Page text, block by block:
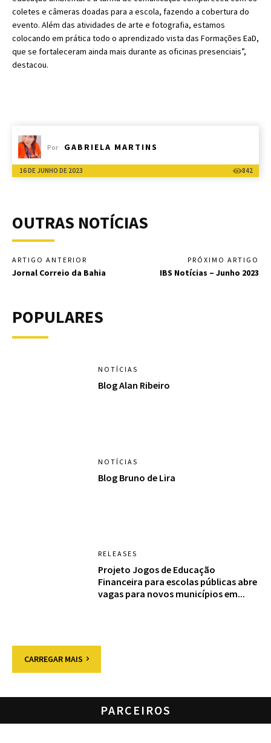
coletes e câmeras doadas para a escola, fazendo a cobertura do
evento. Além das atividades de arte e fotografia, estamos
colocando em prática todo o aprendizado vista das Formações EaD,
que se fortaleceram ainda mais durante as oficinas presenciais”,
destacou.
Por GABRIELA MARTINS
16 DE JUNHO DE 2023 842
OUTRAS NOTÍCIAS
ARTIGO ANTERIOR
Jornal Correio da Bahia
PRÓXIMO ARTIGO
IBS Notícias – Junho 2023
POPULARES
NOTÍCIAS
Blog Alan Ribeiro
NOTÍCIAS
Blog Bruno de Lira
RELEASES
Projeto Jogos de Educação
Financeira para escolas públicas abre
vagas para novos municípios em...
CARREGAR MAIS
PARCEIROS